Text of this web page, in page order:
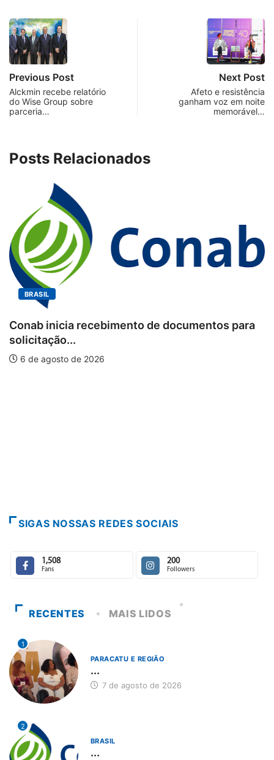
Previous Post
Alckmin recebe relatório
do Wise Group sobre
parceria…
Next Post
Afeto e resistência
ganham voz em noite
memorável…
Posts Relacionados
recebimento de documentos para
de 2026
BRASIL
SIGAS NOSSAS REDES SOCIAIS
1,508
Fans
200
Followers
RECENTES MAIS LIDOS
1
PARACATU E REGIÃO
...
7 de agosto de 2026
2
BRASIL
...